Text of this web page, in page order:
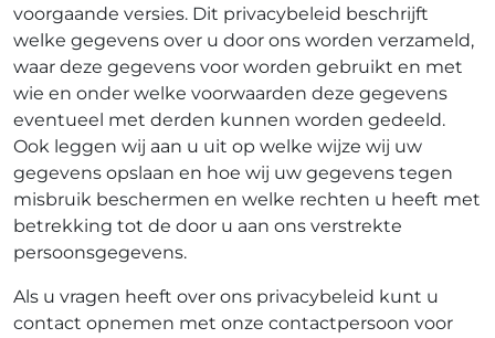
voorgaande versies. Dit privacybeleid beschrijft
welke gegevens over u door ons worden verzameld,
waar deze gegevens voor worden gebruikt en met
wie en onder welke voorwaarden deze gegevens
eventueel met derden kunnen worden gedeeld.
Ook leggen wij aan u uit op welke wijze wij uw
gegevens opslaan en hoe wij uw gegevens tegen
misbruik beschermen en welke rechten u heeft met
betrekking tot de door u aan ons verstrekte
persoonsgegevens.
Als u vragen heeft over ons privacybeleid kunt u
contact opnemen met onze contactpersoon voor